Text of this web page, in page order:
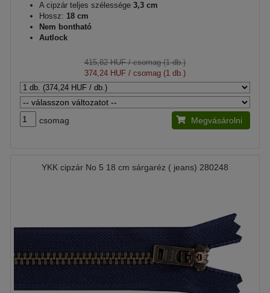
A cipzár teljes szélessége 3,3 cm
Hossz: 18 cm
Nem bontható
Autlock
415,82 HUF/ csomag (1 db.)
374,24 HUF / csomag (1 db.)
csomag Megvásárolni
YKK cipzár No 5 18 cm sárgaréz ( jeans) 280248